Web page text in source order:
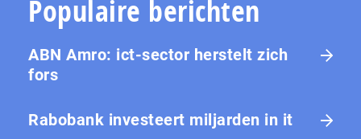
Populaire berichten
ABN Amro: ict-sector herstelt zich
fors
Rabobank investeert miljarden in it